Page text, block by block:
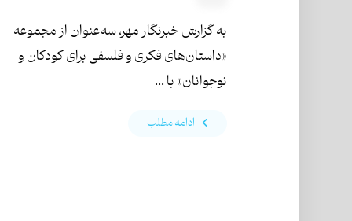
به گزارش خبرنگار مهر، سه‌عنوان از مجموعه
«داستان‌های فکری و فلسفی برای کودکان و
نوجوانان» با ...
ادامه مطلب